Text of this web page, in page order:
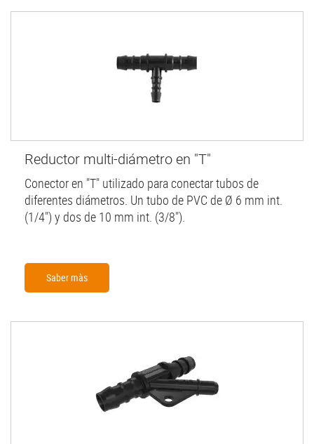
Reductor multi-diámetro en "T"
Conector en "T" utilizado para conectar tubos de
diferentes diámetros. Un tubo de PVC de Ø 6 mm int.
(1/4") y dos de 10 mm int. (3/8").
Saber màs